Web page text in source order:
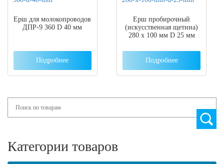
Ерш для молокопроводов
ДПР-9 360 D 40 мм
Подробнее
Ерш пробирочный
(искусственная щетина)
280 x 100 мм D 25 мм
Подробнее
Категории товаров